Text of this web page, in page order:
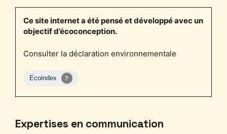
Ce site internet a été pensé et développé avec un
objectif d’écoconception.
Consulter la déclaration environnementale
Expertises en communication